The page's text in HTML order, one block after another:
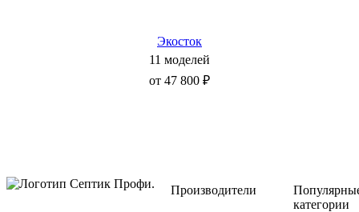
Экосток
11 моделей
от 47 800 ₽
Производители
категории